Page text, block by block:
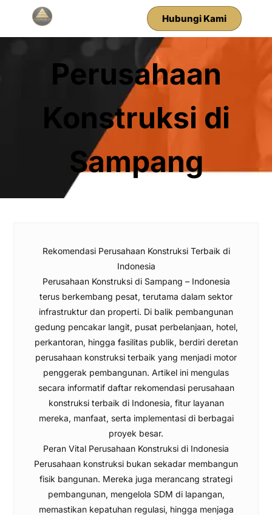
Hubungi Kami
Perusahaan
Konstruksi di
Sampang
Rekomendasi Perusahaan Konstruksi Terbaik di
Indonesia
Perusahaan Konstruksi di Sampang – Indonesia
terus berkembang pesat, terutama dalam sektor
infrastruktur dan properti. Di balik pembangunan
gedung pencakar langit, pusat perbelanjaan, hotel,
perkantoran, hingga fasilitas publik, berdiri deretan
perusahaan konstruksi terbaik yang menjadi motor
penggerak pembangunan. Artikel ini mengulas
secara informatif daftar rekomendasi perusahaan
konstruksi terbaik di Indonesia, fitur layanan
mereka, manfaat, serta implementasi di berbagai
proyek besar.
Peran Vital Perusahaan Konstruksi di Indonesia
Perusahaan konstruksi bukan sekadar membangun
fisik bangunan. Mereka juga merancang strategi
pembangunan, mengelola SDM di lapangan,
memastikan kepatuhan regulasi, hingga menjaga